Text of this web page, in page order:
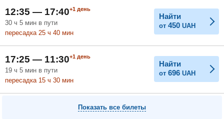
12:35 — 17:40+1 день
30 ч 5 мин в пути
пересадка 25 ч 40 мин
Найти
от 450 UAH
17:25 — 11:30+1 день
19 ч 5 мин в пути
пересадка 15 ч 30 мин
Найти
от 696 UAH
Показать все билеты